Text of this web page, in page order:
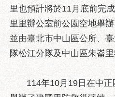
開
優
良
事
里也預計將於11月底前完
里里辦公室前公園空地舉
並由臺北市中山區公所、
隊松江分隊及中山區朱崙里
114年10月19日在中正